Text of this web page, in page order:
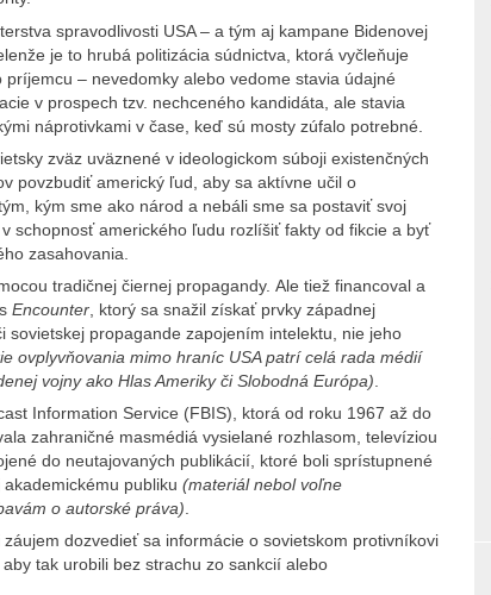
spravodlivosti USA – a tým aj kampane Bidenovej
je to hrubá politizácia súdnictva, ktorá vyčleňuje
príjemcu – nevedomky alebo vedome stavia údajné
v prospech tzv. nechceného kandidáta, ale stavia
náprotivkami v čase, keď sú mosty zúfalo potrebné.
zväz uväznené v ideologickom súboji existenčných
povzbudiť americký ľud, aby sa aktívne učil o
kým sme ako národ a nebáli sme sa postaviť svoj
schopnosť amerického ľudu rozlíšiť fakty od fikcie a byť
zasahovania.
tradičnej čiernej propagandy. Ale tiež financoval a
Encounter , ktorý sa snažil získať prvky západnej
sovietskej propagande zapojením intelektu, nie jeho
ovplyvňovania mimo hraníc USA patrí celá rada médií
vojny ako Hlas Ameriky či Slobodná Európa)
Information Service (FBIS), ktorá od roku 1967 až do
zahraničné masmédiá vysielané rozhlasom, televíziou
do neutajovaných publikácií, ktoré boli sprístupnené
publiku (materiál nebol voľne
o autorské práva)
dozvedieť sa informácie o sovietskom protivníkovi
tak urobili bez strachu zo sankcií alebo